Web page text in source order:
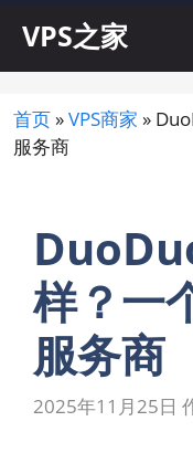
内
VPS之家
首页 »VPS商家 »
服务商
样？一
服务商
2025年11月25日